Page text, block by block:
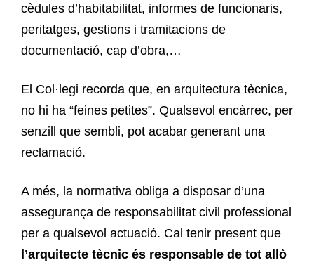
cèdules d’habitabilitat, informes de funcionaris,
peritatges, gestions i tramitacions de
documentació, cap d’obra,…
El Col·legi recorda que, en arquitectura tècnica,
no hi ha “feines petites”. Qualsevol encàrrec, per
senzill que sembli, pot acabar generant una
reclamació.
A més, la normativa obliga a disposar d’una
assegurança de responsabilitat civil professional
per a qualsevol actuació. Cal tenir present que
l’arquitecte tècnic és responsable de tot allò